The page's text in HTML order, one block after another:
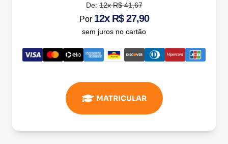
De:12x R$ 41,67
Por 12x R$ 27,90
sem juros no cartão
MATRICULAR